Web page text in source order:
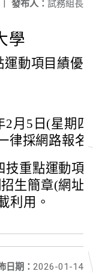
發布人： 試務組長
|
學
運動項目績優
2月5日(星期
律採網路報名
技重點運動項
生簡章(網址
利用。
日期： 2026-01-14